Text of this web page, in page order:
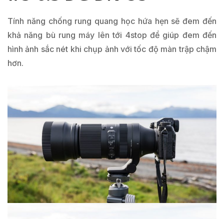
Tính năng chống rung quang học hứa hẹn sẽ đem đến
khả năng bù rung máy lên tới 4stop để giúp đem đến
hình ảnh sắc nét khi chụp ảnh với tốc độ màn trập chậm
hơn.